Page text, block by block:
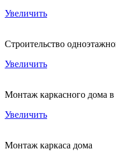
Увеличить
Строительство
Увеличить
Монтаж каркасного дома
Увеличить
Монтаж каркаса дома